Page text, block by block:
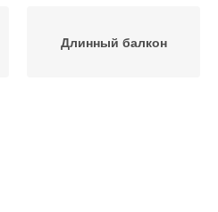
Длинный балкон